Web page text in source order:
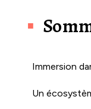
Immersion
Un